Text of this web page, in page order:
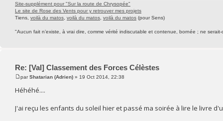
Site-supplément pour "Sur la route de Chrysopée"
Le site de Rose des Vents pour y retrouver mes projets
Tiens, voilà du matos voilà du matos voilà du matos (pour Sens)
"Aucun fait n’existe, à vrai dire, comme vérité indiscutable et contenue, bornée ; ne
Re: [Val] Classement des Forces Célèstes
parShatarian (Adrien) » 19 Oct 2014, 22:38
Héhéhé....
J'ai reçu les enfants du soleil hier et passé ma soirée à lire le livre